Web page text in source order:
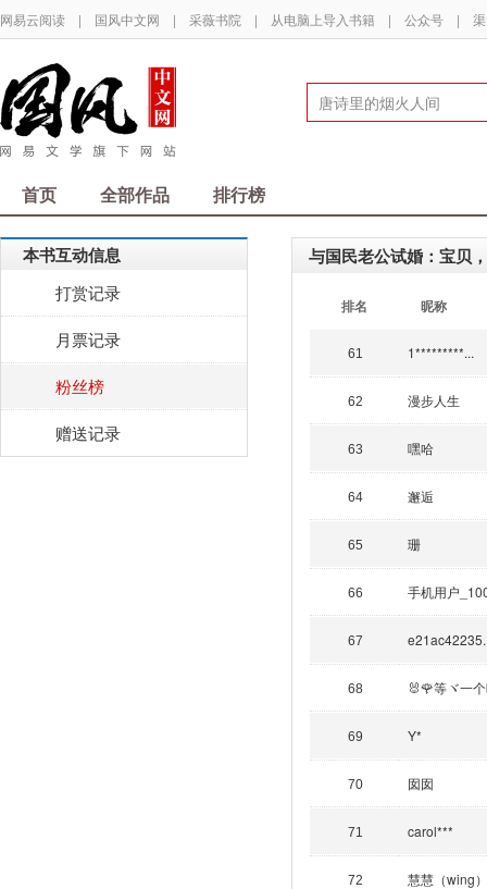
网易云阅读 | 国风中文网 | 采薇书院 | 从电脑上导入书籍 | 公众号 |
首页 全部作品 排行榜
本书互动信息
打赏记录
月票记录
粉丝榜
赠送记录
与国民老公试婚：宝贝
排名 昵称
61 1*********...
62 漫步人生
63 嘿哈
64 邂逅
65 珊
66 手机用户
67
68 🐰🌹等ヾ一
69 Y*
70 囡囡
71 carol***
72 慧慧（wing）